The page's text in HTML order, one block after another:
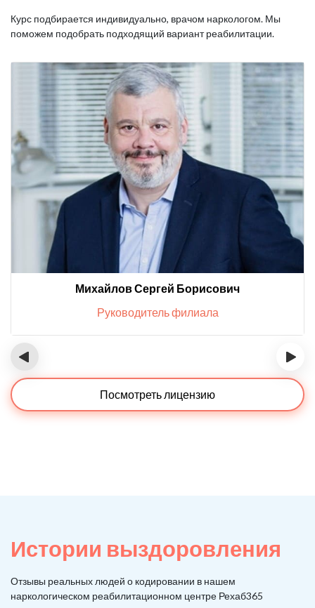
Курс подбирается индивидуально, врачом наркологом. Мы
поможем подобрать подходящий вариант реабилитации.
Михайлов Сергей Борисович
Руководитель филиала
‹ ›
Посмотреть лицензию
Истории выздоровления
Отзывы реальных людей о кодировании в нашем
наркологическом реабилитационном центре Рехаб365